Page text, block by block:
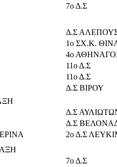
7ο Δ.Σ
Δ.Σ
1ο ΣΧ.Κ.
4ο
11ο Δ.Σ
11ο Δ.Σ
Δ.Σ ΒΙΡΟΥ
Δ.Σ
Δ.Σ
2ο Δ.Σ
7ο Δ.Σ